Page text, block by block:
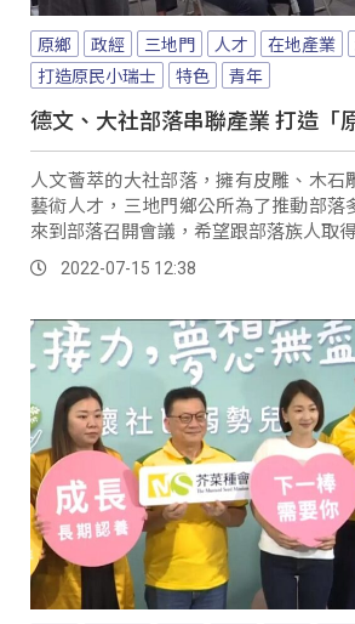
原鄉 政經 三地門 人才 在地產業
打造原民小瑞士
特色 青年
德文、大社部落串聯產業 打造「
人文薈萃的大社部落，擁有皮雕、木石
藝術人才，三地門鄉公所為了推動部落
來到部落召開會議，希望跟部落族人取
2022-07-15 12:38